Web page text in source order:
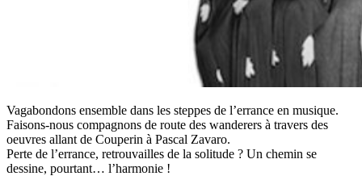
Vagabondons ensemble dans les steppes de l’errance en musique.
Faisons-nous compagnons de route des wanderers à travers des
oeuvres allant de Couperin à Pascal Zavaro.
Perte de l’errance, retrouvailles de la solitude ? Un chemin se
dessine, pourtant… l’harmonie !